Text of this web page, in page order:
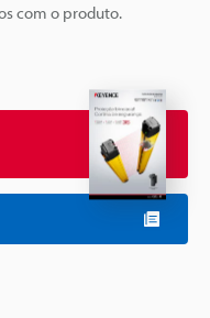
com o produto.